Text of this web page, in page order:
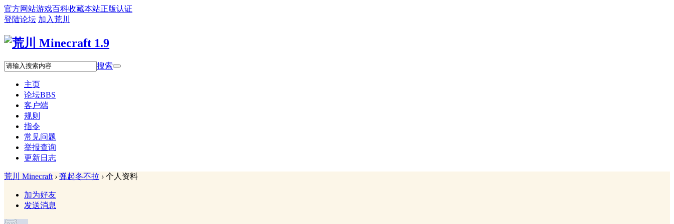
官方网站游戏百科收藏本站正版认证
登陆论坛 加入荒川
搜索
主页
论坛BBS
客户端
规则
指令
常见问题
举报查询
更新日志
荒川 Minecraft › 弹起冬不拉 › 个人资料
加为好友
发送消息